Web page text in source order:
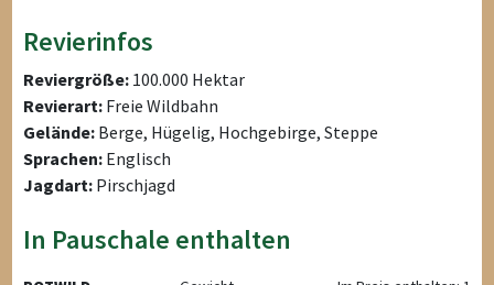
Revierinfos
Reviergröße: 100.000 Hektar
Revierart: Freie Wildbahn
Gelände: Berge, Hügelig, Hochgebirge, Steppe
Sprachen: Englisch
Jagdart: Pirschjagd
In Pauschale enthalten